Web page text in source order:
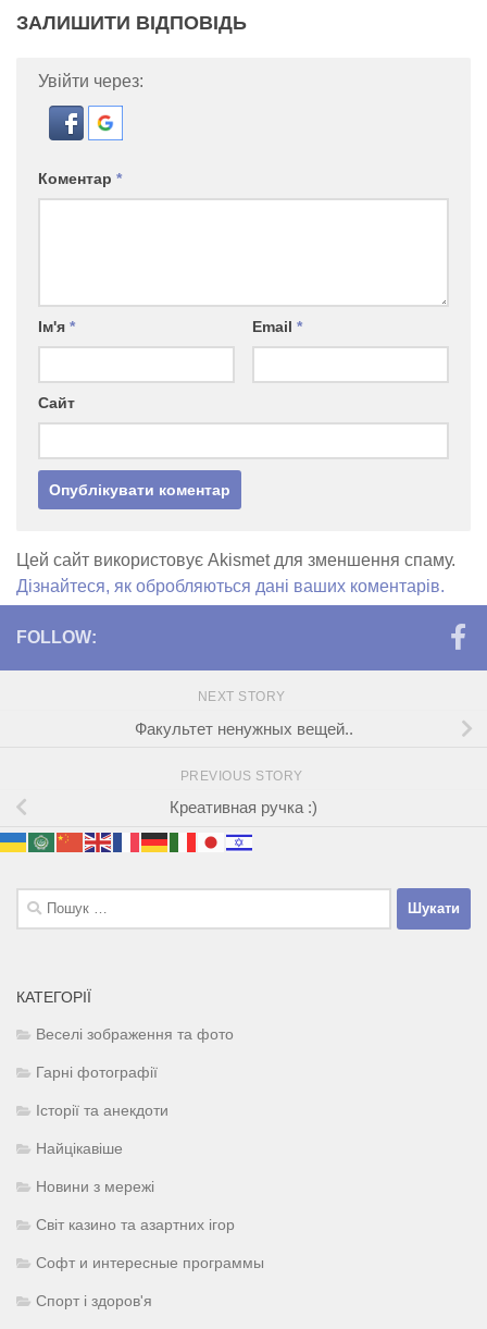
ЗАЛИШИТИ ВІДПОВІДЬ
Увійти через:
Коментар *
Ім'я * Email *
Сайт
Цей сайт використовує Akismet для зменшення спаму.
Дізнайтеся, як обробляються дані ваших коментарів.
FOLLOW:
NEXT STORY
Факультет ненужных вещей..
PREVIOUS STORY
Креативная ручка :)
Пошук:
КАТЕГОРІЇ
Веселі зображення та фото
Гарні фотографії
Історії та анекдоти
Найцікавіше
Новини з мережі
Світ казино та азартних ігор
Софт и интересные программы
Спорт і здоров'я